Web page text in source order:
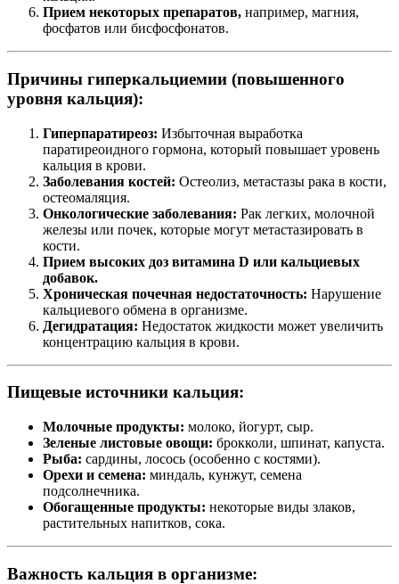
Прием некоторых препаратов, например, магния,
фосфатов или бисфосфонатов.
Причины гиперкальциемии (повышенного
уровня кальция):
Гиперпаратиреоз: Избыточная выработка
паратиреоидного гормона, который повышает уровень
кальция в крови.
Заболевания костей: Остеолиз, метастазы рака в кости,
остеомаляция.
Онкологические заболевания: Рак легких, молочной
железы или почек, которые могут метастазировать в
кости.
Прием высоких доз витамина D или кальциевых
добавок.
Хроническая почечная недостаточность: Нарушение
кальциевого обмена в организме.
Дегидратация: Недостаток жидкости может увеличить
концентрацию кальция в крови.
Пищевые источники кальция:
Молочные продукты: молоко, йогурт, сыр.
Зеленые листовые овощи: брокколи, шпинат, капуста.
Рыба: сардины, лосось (особенно с костями).
Орехи и семена: миндаль, кунжут, семена
подсолнечника.
Обогащенные продукты: некоторые виды злаков,
растительных напитков, сока.
Важность кальция в организме: